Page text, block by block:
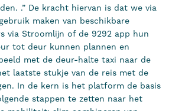
.” De kracht hiervan is dat we via
maken van beschikbare
via Stroomlijn of de 9292 app hun
tot deur kunnen plannen en
met de deur-halte taxi naar de
laatste stukje van de reis met de
In de kern is het platform de basis
stappen te zetten naar het